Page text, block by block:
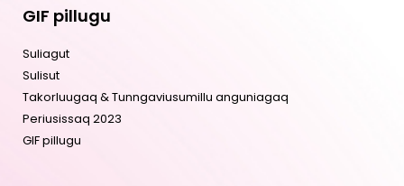
GIF pillugu
Suliagut
Sulisut
Takorluugaq & Tunngaviusumillu anguniagaq
Periusissaq 2023
GIF pillugu